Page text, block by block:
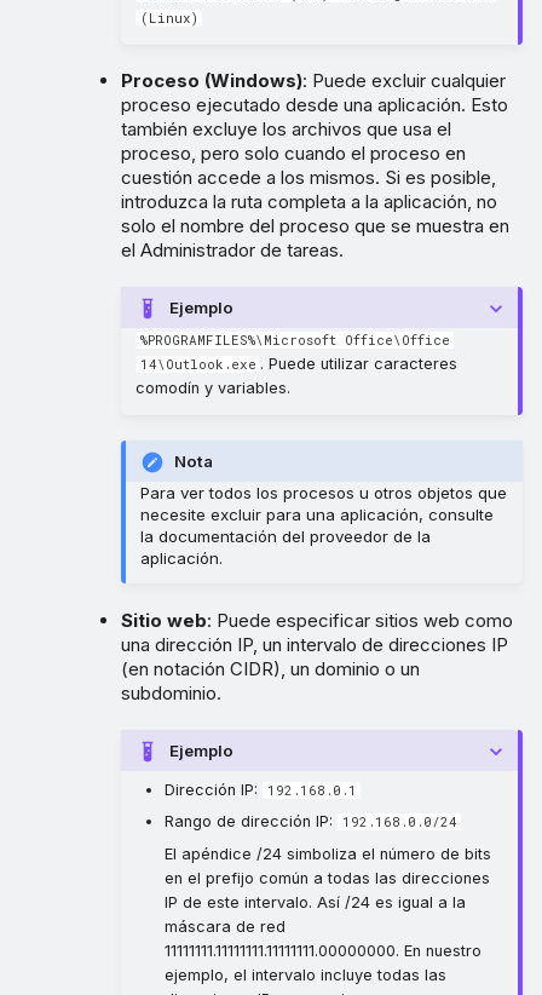
(Linux)
Proceso (Windows): Puede excluir cualquier
proceso ejecutado desde una aplicación. Esto
también excluye los archivos que usa el
proceso, pero solo cuando el proceso en
cuestión accede a los mismos. Si es posible,
introduzca la ruta completa a la aplicación, no
solo el nombre del proceso que se muestra en
el Administrador de tareas.
Ejemplo
%PROGRAMFILES%\Microsoft Office\Office
14\Outlook.exe . Puede utilizar caracteres
comodín y variables.
Nota
Para ver todos los procesos u otros objetos que
necesite excluir para una aplicación, consulte
la documentación del proveedor de la
aplicación.
Sitio web: Puede especificar sitios web como
una dirección IP, un intervalo de direcciones IP
(en notación CIDR), un dominio o un
subdominio.
Ejemplo
Dirección IP: 192.168.0.1
Rango de dirección IP: 192.168.0.0/24
El apéndice /24 simboliza el número de bits
en el prefijo común a todas las direcciones
IP de este intervalo. Así /24 es igual a la
máscara de red
11111111.11111111.11111111.00000000. En nuestro
ejemplo, el intervalo incluye todas las